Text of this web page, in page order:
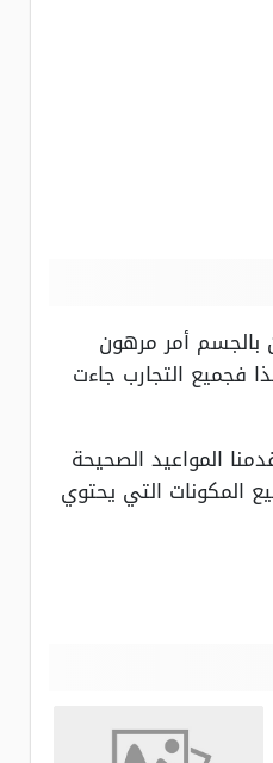
بالجسم أمر مرهون
فجميع التجارب جاءت
المواعيد الصحيحة
المكونات التي يحتوي